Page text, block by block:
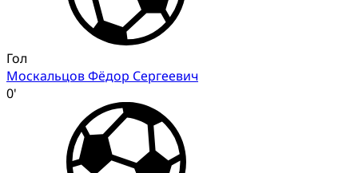
Гол
Москальцов Фёдор Сергеевич
0'